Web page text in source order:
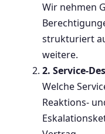
Wir nehmen
strukturiert
weitere.
2. Service-
Welche
Reaktions-